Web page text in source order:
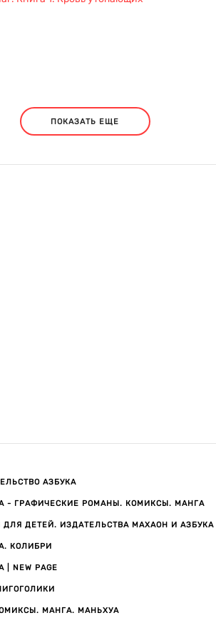
ПОКАЗАТЬ ЕЩЕ
АЗБУКА
- ГРАФИЧЕСКИЕ РОМАНЫ. КОМИКСЫ. МАНГА
ДЛЯ ДЕТЕЙ. ИЗДАТЕЛЬСТВА МАХАОН И АЗБУКА
КОЛИБРИ
| NEW PAGE
МАНГА. МАНЬХУА